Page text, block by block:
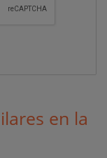
en la